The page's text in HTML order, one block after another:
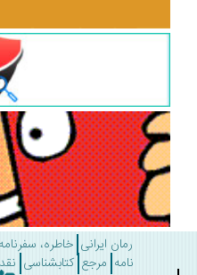
رمان ایرانی خاطره، سفرنامه و
مرجع کتابشناسی نقد بایگانی